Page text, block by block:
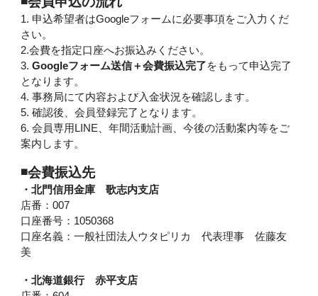
1. 申込希望者はGoogleフォームに必要事項をご入力くだ
さい。
2.会費を指定口座へお振込みください。
3.Googleフォーム送信＋会費振込完了をもって申込完了
となります。
4. 事務局にて内容および入金状況を確認します。
5. 確認後、会員登録完了となります。
6. 会員専用LINE、年間活動計画、今後の活動案内等をご
案内します。
◾️会費振込先
・北門信用金庫 歌志内支店
店番：007
口座番号：1050368
口座名義：一般社団法人ウタピリカ 代表理事 佐藤友
美
・北海道銀行 赤平支店